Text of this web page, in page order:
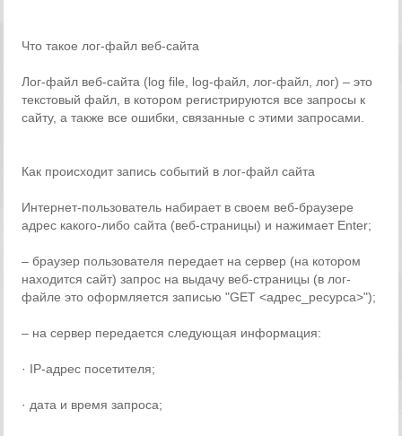
Что такое лог-файл веб-сайта
Лог-файл веб-сайта (log file, log-файл, лог-файл, лог) – это
текстовый файл, в котором регистрируются все запросы к
сайту, а также все ошибки, связанные с этими запросами.
Как происходит запись событий в лог-файл сайта
Интернет-пользователь набирает в своем веб-браузере
адрес какого-либо сайта (веб-страницы) и нажимает Enter;
– браузер пользователя передает на сервер (на котором
находится сайт) запрос на выдачу веб-страницы (в лог-
файле это оформляется записью "GET <адрес_ресурса>");
– на сервер передается следующая информация:
· IP-адрес посетителя;
· дата и время запроса;